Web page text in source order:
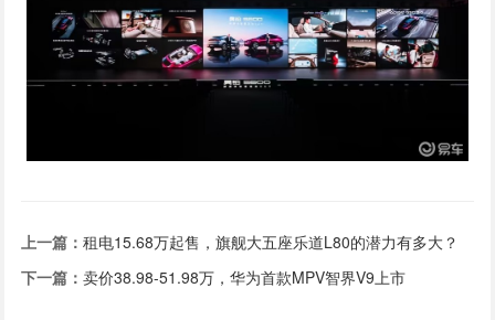
上一篇：租电15.68万起售，旗舰大五座乐道L80的潜力有多大？
下一篇：卖价38.98-51.98万，华为首款MPV智界V9上市